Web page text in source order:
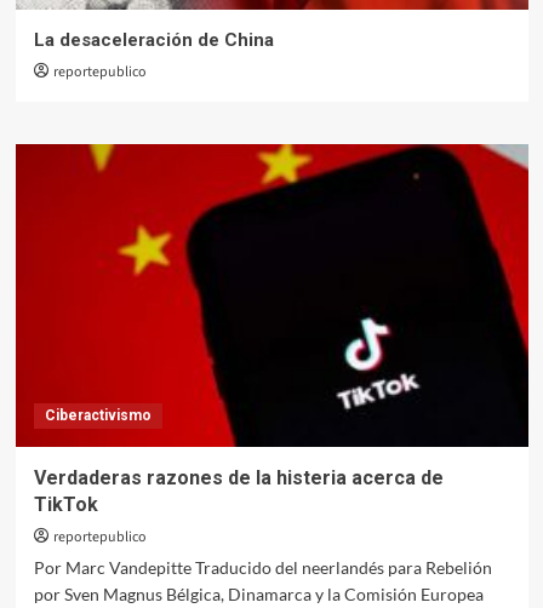
La desaceleración de China
reportepublico
Ciberactivismo
Verdaderas razones de la histeria acerca de
TikTok
reportepublico
Por Marc Vandepitte Traducido del neerlandés para Rebelión
por Sven Magnus Bélgica, Dinamarca y la Comisión Europea